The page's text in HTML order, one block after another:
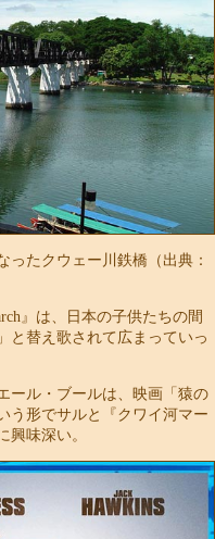
ったクウェー川鉄橋（出典：
』は、日本の子供たちの間
と替え歌されて広まっていっ
ール・ブールは、映画「猿の
う形でサルと『クワイ河マー
興味深い。